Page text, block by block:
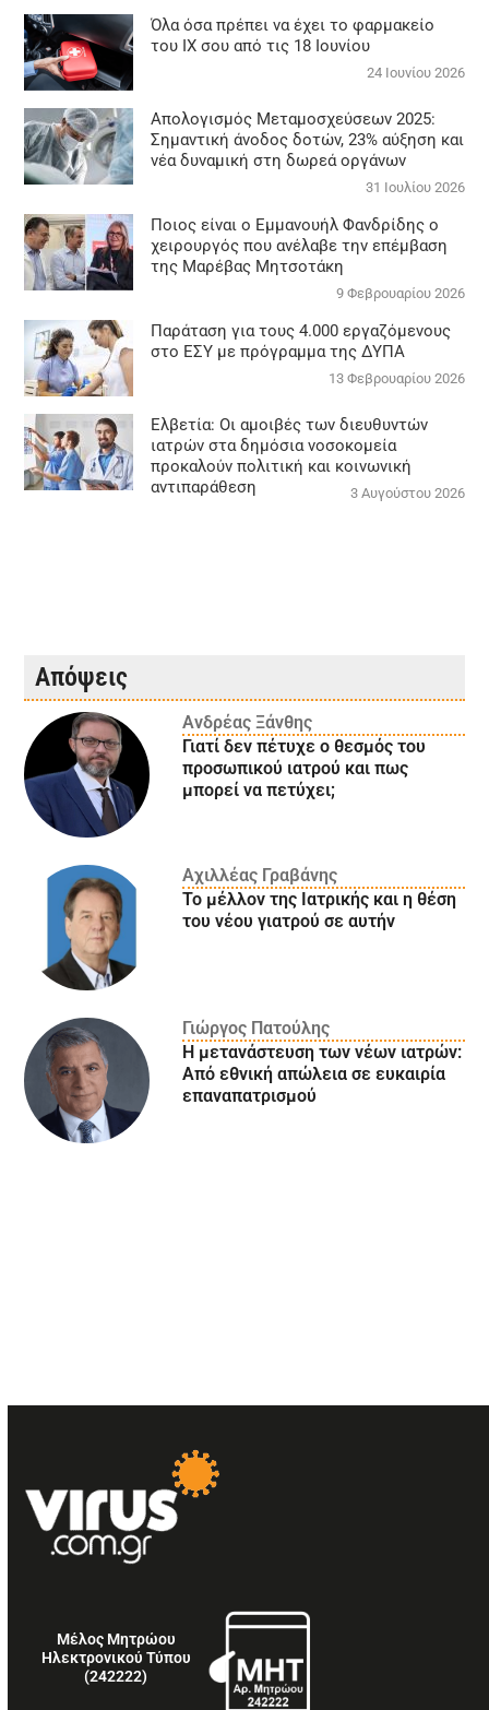
Όλα όσα πρέπει να έχει το φαρμακείο
του ΙΧ σου από τις 18 Ιουνίου
24 Ιουνίου 2026
Απολογισμός Μεταμοσχεύσεων 2025:
Σημαντική άνοδος δοτών, 23% αύξηση και
νέα δυναμική στη δωρεά οργάνων
31 Ιουλίου 2026
Ποιος είναι ο Εμμανουήλ Φανδρίδης ο
χειρουργός που ανέλαβε την επέμβαση
της Μαρέβας Μητσοτάκη
9 Φεβρουαρίου 2026
Παράταση για τους 4.000 εργαζόμενους
στο ΕΣΥ με πρόγραμμα της ΔΥΠΑ
13 Φεβρουαρίου 2026
Ελβετία: Οι αμοιβές των διευθυντών
ιατρών στα δημόσια νοσοκομεία
προκαλούν πολιτική και κοινωνική
αντιπαράθεση
3 Αυγούστου 2026
Απόψεις
Ανδρέας Ξάνθης
Γιατί δεν πέτυχε ο θεσμός του
προσωπικού ιατρού και πως
μπορεί να πετύχει;
Αχιλλέας Γραβάνης
Το μέλλον της Ιατρικής και η θέση
του νέου γιατρού σε αυτήν
Γιώργος Πατούλης
Η μετανάστευση των νέων ιατρών:
Aπό εθνική απώλεια σε ευκαιρία
επαναπατρισμού
Μέλος Μητρώου
Ηλεκτρονικού Τύπου
(242222)